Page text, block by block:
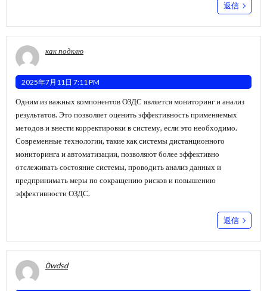
返信
как подклю
2025年7月11日 7:11 PM
Одним из важных компонентов ОЗДС является мониторинг и анализ
результатов. Это позволяет оценить эффективность применяемых
методов и внести корректировки в систему, если это необходимо.
Современные технологии, такие как системы дистанционного
мониторинга и автоматизации, позволяют более эффективно
отслеживать состояние системы, проводить анализ данных и
предпринимать меры по сокращению рисков и повышению
эффективности ОЗДС.
返信
0wdsd